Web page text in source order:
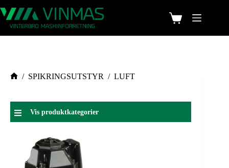
/ SPIKRINGSUTSTYR / LUFT
Vis produktkategorier